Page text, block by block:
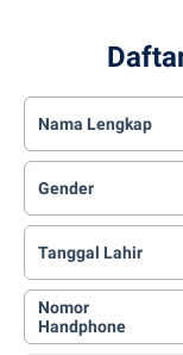
Nama Lengkap
Gender
Tanggal Lahir
Nomor
Handphone